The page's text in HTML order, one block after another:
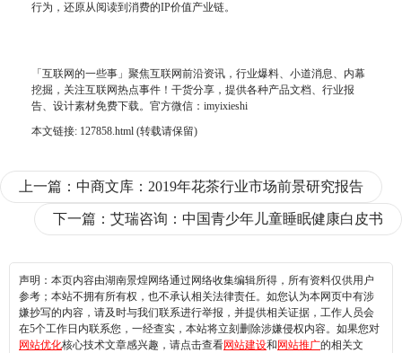
行为，还原从阅读到消费的IP价值产业链。
「互联网的一些事」聚焦互联网前沿资讯，行业爆料、小道消息、内幕
挖掘，关注互联网热点事件！干货分享，提供各种产品文档、行业报
告、设计素材免费下载。官方微信：imyixieshi
本文链接: 127858.html (转载请保留)
上一篇： 中商文库：2019年花茶行业市场前景研究报告
下一篇： 艾瑞咨询：中国青少年儿童睡眠健康白皮书
声明：本页内容由湖南景煌网络通过网络收集编辑所得，所有资料仅供用户
参考；本站不拥有所有权，也不承认相关法律责任。如您认为本网页中有涉
嫌抄写的内容，请及时与我们联系进行举报，并提供相关证据，工作人员会
在5个工作日内联系您，一经查实，本站将立刻删除涉嫌侵权内容。如果您对
网站优化核心技术文章感兴趣，请点击查看网站建设和 网站推广的相关文